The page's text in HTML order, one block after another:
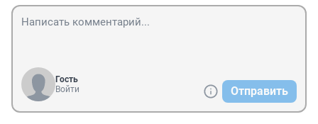
Гость
Войти
Отправить